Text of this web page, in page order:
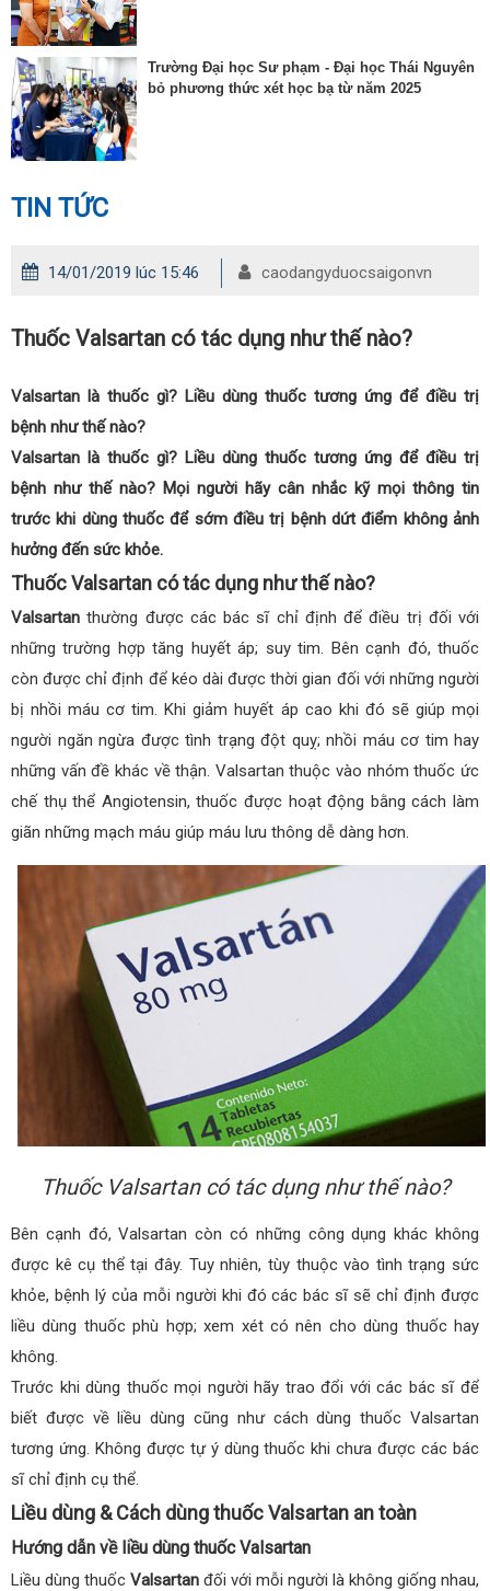
Trường Đại học Sư phạm - Đại học Thái Nguyên
bỏ phương thức xét học bạ từ năm 2025
TIN TỨC
14/01/2019 lúc 15:46 caodangyduocsaigonvn
Thuốc Valsartan có tác dụng như thế nào?
Valsartan là thuốc gì? Liều dùng thuốc tương ứng để điều trị
bệnh như thế nào?
Valsartan là thuốc gì? Liều dùng thuốc tương ứng để điều trị
bệnh như thế nào? Mọi người hãy cân nhắc kỹ mọi thông tin
trước khi dùng thuốc để sớm điều trị bệnh dứt điểm không ảnh
hưởng đến sức khỏe.
Thuốc Valsartan có tác dụng như thế nào?
Valsartan thường được các bác sĩ chỉ định để điều trị đối với
những trường hợp tăng huyết áp; suy tim. Bên cạnh đó, thuốc
còn được chỉ định để kéo dài được thời gian đối với những người
bị nhồi máu cơ tim. Khi giảm huyết áp cao khi đó sẽ giúp mọi
người ngăn ngừa được tình trạng đột quỵ; nhồi máu cơ tim hay
những vấn đề khác về thận. Valsartan thuộc vào nhóm thuốc ức
chế thụ thể Angiotensin, thuốc được hoạt động bằng cách làm
giãn những mạch máu giúp máu lưu thông dễ dàng hơn.
Thuốc Valsartan có tác dụng như thế nào?
Bên cạnh đó, Valsartan còn có những công dụng khác không
được kê cụ thể tại đây. Tuy nhiên, tùy thuộc vào tình trạng sức
khỏe, bệnh lý của mỗi người khi đó các bác sĩ sẽ chỉ định được
liều dùng thuốc phù hợp; xem xét có nên cho dùng thuốc hay
không.
Trước khi dùng thuốc mọi người hãy trao đổi với các bác sĩ để
biết được về liều dùng cũng như cách dùng thuốc Valsartan
tương ứng. Không được tự ý dùng thuốc khi chưa được các bác
sĩ chỉ định cụ thể.
Liều dùng & Cách dùng thuốc Valsartan an toàn
Hướng dẫn về liều dùng thuốc Valsartan
Liều dùng thuốc Valsartan đối với mỗi người là không giống nhau,